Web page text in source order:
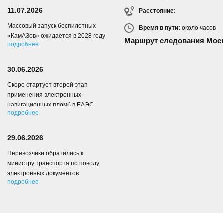
Расстояние:
Время в пути: около часов
Маршрут следования
11.07.2026
Массовый запуск беспилотных
«КамАЗов» ожидается в 2028 году
подробнее
30.06.2026
Скоро стартует второй этап
применения электронных
навигационных пломб в ЕАЭС
подробнее
29.06.2026
Перевозчики обратились к
министру транспорта по поводу
электронных документов
подробнее